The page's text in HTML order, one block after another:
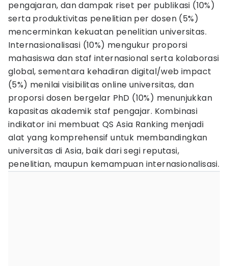
pengajaran, dan dampak riset per publikasi (10%)
serta produktivitas penelitian per dosen (5%)
mencerminkan kekuatan penelitian universitas.
Internasionalisasi (10%) mengukur proporsi
mahasiswa dan staf internasional serta kolaborasi
global, sementara kehadiran digital/web impact
(5%) menilai visibilitas online universitas, dan
proporsi dosen bergelar PhD (10%) menunjukkan
kapasitas akademik staf pengajar. Kombinasi
indikator ini membuat QS Asia Ranking menjadi
alat yang komprehensif untuk membandingkan
universitas di Asia, baik dari segi reputasi,
penelitian, maupun kemampuan internasionalisasi.